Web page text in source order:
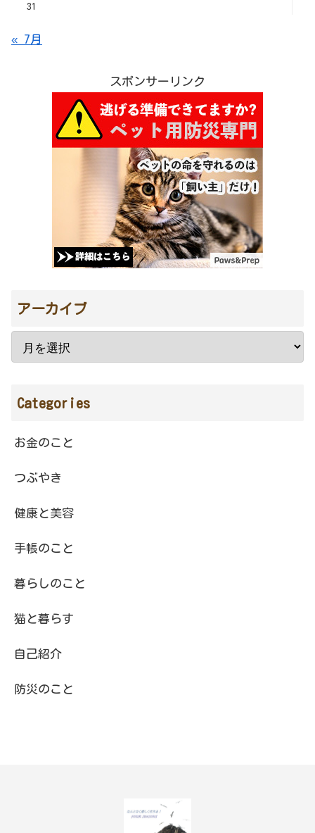
31
« 7月
スポンサーリンク
アーカイブ
Categories
お金のこと
つぶやき
健康と美容
手帳のこと
暮らしのこと
猫と暮らす
自己紹介
防災のこと